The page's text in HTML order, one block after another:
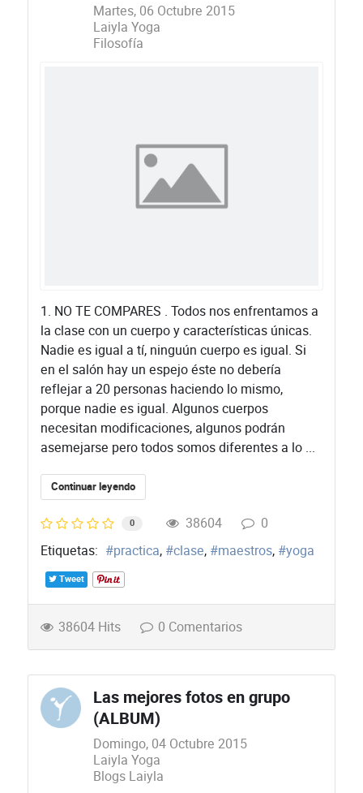
Martes, 06 Octubre 2015
Laiyla Yoga
Filosofía
1. NO TE COMPARES . Todos nos enfrentamos a
la clase con un cuerpo y características únicas.
Nadie es igual a tí, ninguún cuerpo es igual. Si
en el salón hay un espejo éste no debería
reflejar a 20 personas haciendo lo mismo,
porque nadie es igual. Algunos cuerpos
necesitan modificaciones, algunos podrán
asemejarse pero todos somos diferentes a lo ...
Continuar leyendo
0 38604
0
Etiquetas:
practica clase maestros yoga
Tweet
38604 Hits 0 Comentarios
Las mejores fotos en grupo
(ALBUM)
Domingo, 04 Octubre 2015
Laiyla Yoga
Blogs Laiyla